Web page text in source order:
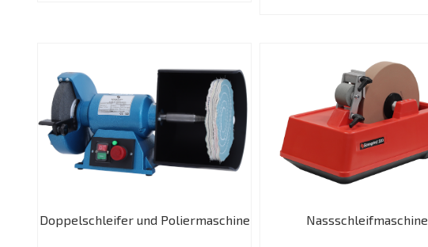
Doppelschleifer und Poliermaschine Nassschleifmaschine